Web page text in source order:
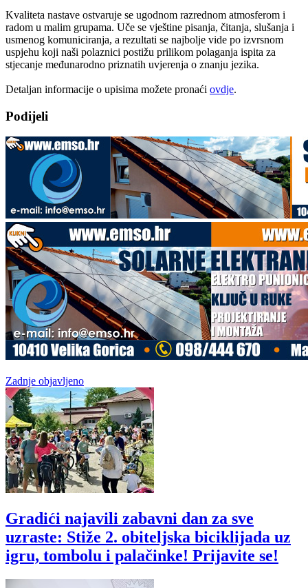
Kvaliteta nastave ostvaruje se ugodnom razrednom atmosferom i
radom u malim grupama. Uče se vještine pisanja, čitanja, slušanja i
usmenog komuniciranja, a rezultati se najbolje vide po izvrsnom
uspjehu koji naši polaznici postižu prilikom polaganja ispita za
stjecanje međunarodno priznatih uvjerenja o znanju jezika.
Detaljan informacije o upisima možete pronaći ovdje.
Podijeli
Zadnje objavljeno
Gradići najavili zabavni dan za sve
uzraste: Stiže 2. obiteljska biciklijada uz
igru, tombolu i palačinke! Prijavite se!